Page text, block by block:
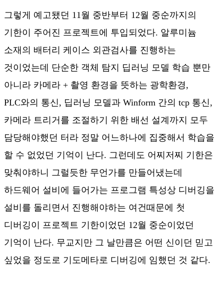
그렇게 예고됐던 11월 중반부터 12월 중순까지의
기한이 주어진 프로젝트에 투입되었다. 알루미늄
소재의 배터리 케이스 외관검사를 진행하는
것이었는데 단순한 객체 탐지 딥러닝 모델 학습 뿐만
아니라 카메라 + 촬영 환경을 뜻하는 광학환경,
PLC와의 통신, 딥러닝 모델과 Winform 간의 tcp 통신,
카메라 트리거를 조절하기 위한 배선 설계까지 모두
담당해야했던 터라 정말 어느하나에 집중해서 학습을
할 수 없었던 기억이 난다. 그런데도 어찌저찌 기한은
맞춰야하니 그럴듯한 무언가를 만들어냈는데
하드웨어 설비에 들어가는 프로그램 특성상 디버깅을
설비를 돌리면서 진행해야하는 여건때문에 첫
디버깅이 프로젝트 기한이었던 12월 중순이었던
기억이 난다. 무교지만 그 날만큼은 어떤 신이던 믿고
싶었을 정도로 기도메타로 디버깅에 임했던 것 같다.